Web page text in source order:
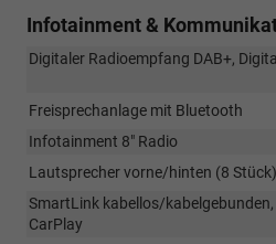
Infotainment &
Digitaler Radioempfang DAB+,
Freisprechanlage mit Bluetooth
Infotainment 8" Radio
Lautsprecher vorne/hinten (8 Stück)
SmartLink kabellos/
CarPlay